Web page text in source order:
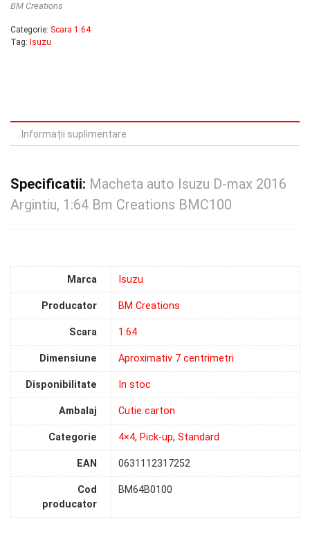
BM Creations
Categorie: Scara 1:64
Tag: Isuzu
Informații suplimentare
Specificatii: Macheta auto Isuzu D-max 2016
Argintiu, 1:64 Bm Creations BMC100
Marca Isuzu
Producator BM Creations
Scara 1:64
Dimensiune Aproximativ 7 centrimetri
Disponibilitate In stoc
Ambalaj Cutie carton
Categorie 4×4, Pick-up, Standard
EAN 0631112317252
Cod
producator
BM64B0100